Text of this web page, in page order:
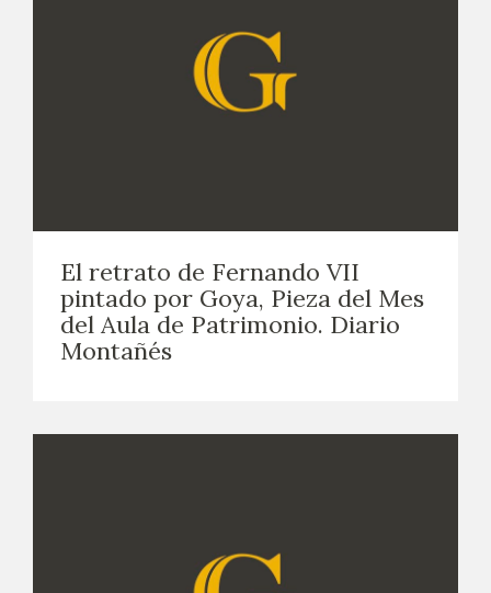
El retrato de Fernando VII
pintado por Goya, Pieza del Mes
del Aula de Patrimonio. Diario
Montañés